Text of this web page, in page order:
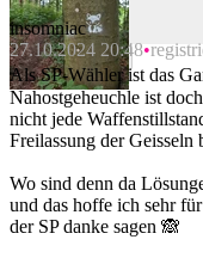
Beitrag melden
insomniac
27.10.2024 20:48
Als SP-Wähler ist das
Nahostgeheuchle ist
nicht jede
Freilassung der Geisseln
Wo sind denn da
und das hoffe ich sehr
der SP danke sagen 🙈